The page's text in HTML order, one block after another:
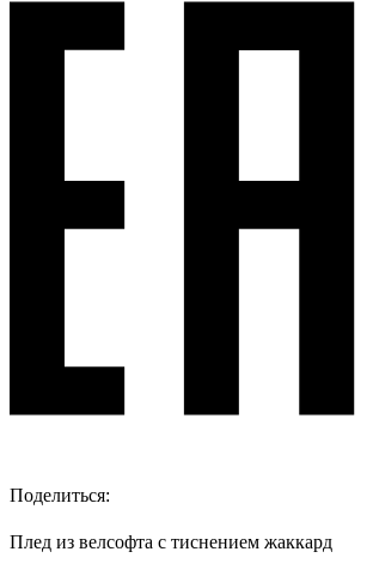
Поделиться:
Плед из велсофта с тиснением жаккард